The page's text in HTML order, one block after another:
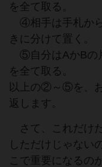
を全て取る。
④相手は手札か
きに分けて置く。
⑤自分はAかBの
を全て取る。
以上の②～⑤を、
返します。
さて、これだけ
しただけじゃない
こで重要になるの